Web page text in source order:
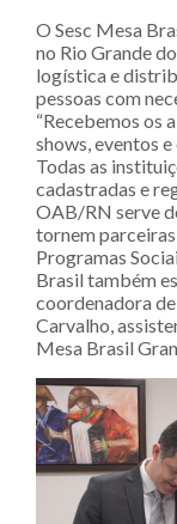
O Sesc Mesa
no Rio Grande
logística e
pessoas com
“Recebemos os
shows, eventos
Todas as
cadastradas e
OAB/RN serve
tornem
Programas
Brasil também
coordenadora
Carvalho,
Mesa Brasil